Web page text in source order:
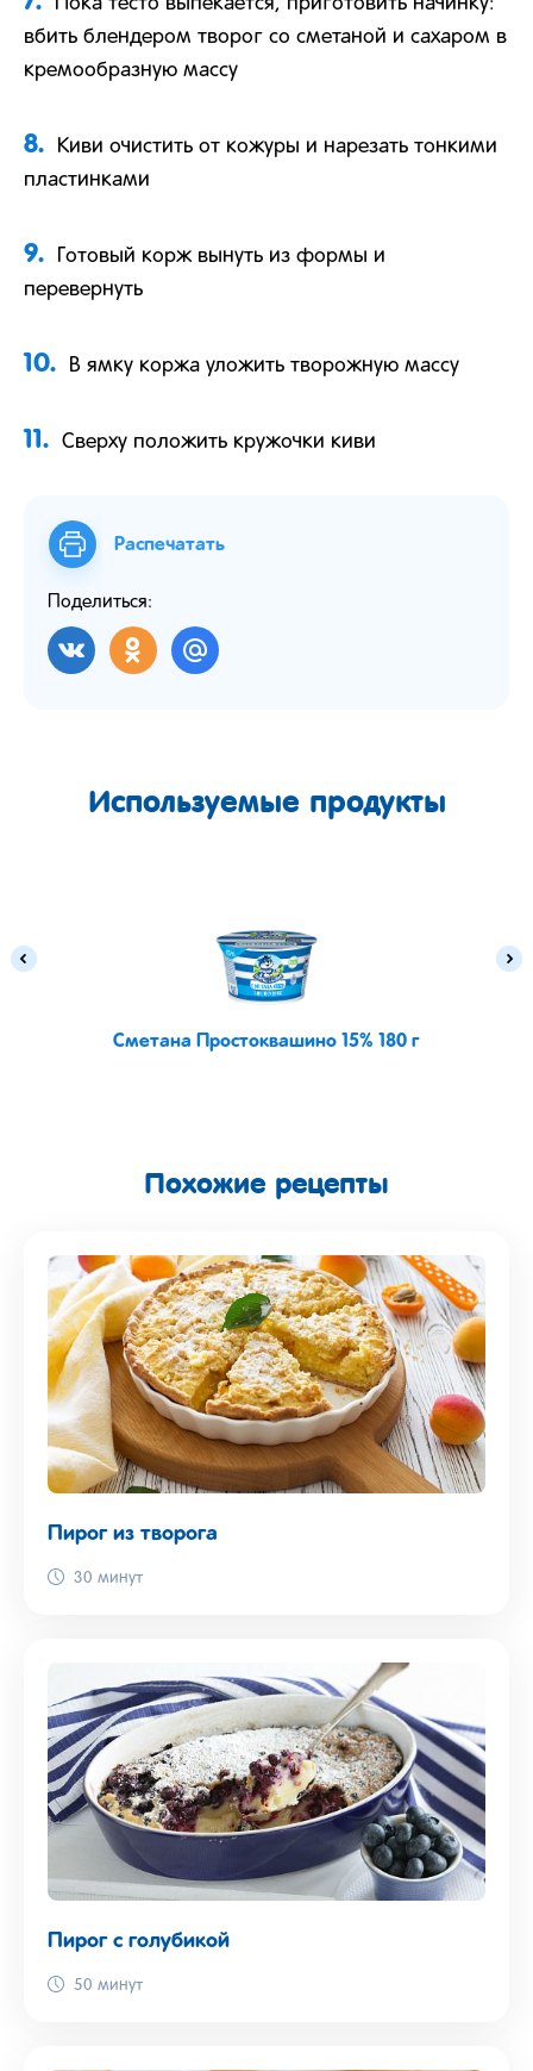
Пока тесто выпекается, приготовить начинку:
вбить блендером творог со сметаной и сахаром в
кремообразную массу
8.
Киви очистить от кожуры и нарезать тонкими
пластинками
9.
Готовый корж вынуть из формы и
перевернуть
10. В ямку коржа уложить творожную массу
11. Сверху положить кружочки киви
Распечатать
Поделиться:
Используемые продукты
Сметана Простоквашино 15% 180 г
Похожие рецепты
Пирог из творога
30 минут
Пирог с голубикой
50 минут